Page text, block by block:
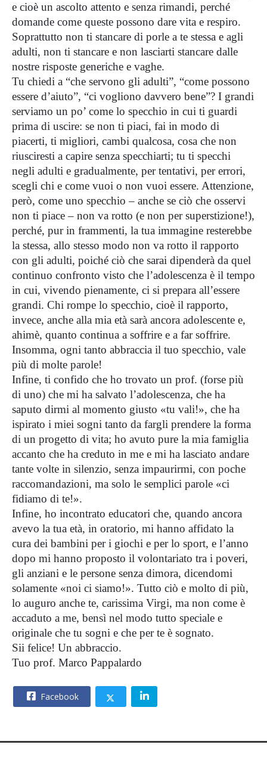
e cioè un ascolto attento e senza rimandi, perché
domande come queste possono dare vita e respiro.
Soprattutto non ti stancare di porle a te stessa e agli
adulti, non ti stancare e non lasciarti stancare dalle
nostre risposte generiche e vaghe.
Tu chiedi a “che servono gli adulti”, “come possono
essere d’aiuto”, “ci vogliono davvero bene”? I grandi
serviamo un po’ come lo specchio in cui ti guardi
prima di uscire: se non ti piaci, fai in modo di
piacerti, ti migliori, cambi qualcosa, cosa che non
riusciresti a capire senza specchiarti; tu ti specchi
negli adulti e gradualmente, per tentativi, per errori,
scegli chi e come vuoi o non vuoi essere. Attenzione,
però, come uno specchio – anche se ciò che osservi
non ti piace – non va rotto (e non per superstizione!),
perché, pur in frammenti, la tua immagine resterebbe
la stessa, allo stesso modo non va rotto il rapporto
con gli adulti, poiché ciò che sarai dipenderà da quel
continuo confronto visto che l’adolescenza è il tempo
in cui, vivendo pienamente, ci si prepara all’essere
grandi. Chi rompe lo specchio, cioè il rapporto,
invece, anche alla mia età sarà ancora adolescente e,
ahimè, quanto continua a soffrire e a far soffrire.
Insomma, ogni tanto abbraccia il tuo specchio, vale
più di molte parole!
Infine, ti confido che ho trovato un prof. (forse più
di uno) che mi ha salvato l’adolescenza, che ha
saputo dirmi al momento giusto «tu vali!», che ha
ispirato i miei sogni tanto da fargli prendere la forma
di un progetto di vita; ho avuto pure la mia famiglia
accanto che ha creduto in me e mi ha lasciato andare
tante volte in silenzio, senza impaurirmi, con poche
raccomandazioni, ma solo le semplici parole «ci
fidiamo di te!».
Infine, ho incontrato educatori che, quando ancora
avevo la tua età, in oratorio, mi hanno affidato la
cura dei bambini per i giochi e per lo sport, e l’anno
dopo mi hanno proposto il volontariato tra i poveri,
gli anziani e le persone senza dimora, dicendomi
solamente «noi ci siamo!». Tutto ciò e molto di più,
lo auguro anche te, carissima Virgi, ma non come è
accaduto a me, bensì nel modo tutto speciale e
originale che tu sogni e che per te è sognato.
Sii felice! Un abbraccio.
Tuo prof. Marco Pappalardo
Facebook